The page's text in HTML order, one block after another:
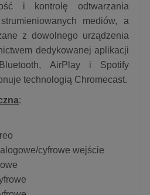
i kontrolę odtwarzania
mediów, a
z dowolnego urządzenia
dedykowanej aplikacji
AirPlay i Spotify
technologią Chromecast.
:
cyfrowe wejście